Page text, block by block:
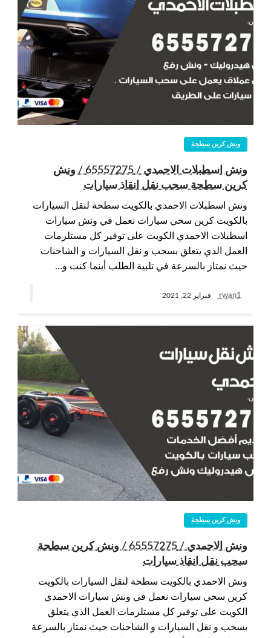
ونش كرين سطحة
ونش اسطبلات الاحمدي / 65557275 / ونش
كرين سطحة سحب نقل انقاذ سيارات
ونش اسطبلات الاحمدي بالكويت سطحة لنقل السيارات
بالكويت كرين سحي سيارات نعمل في ونش سيارات
اسطبلات الاحمدي الكويت على توفير كل مستلزمات
العمل الذي يتعلق بسحب و نقل السيارات و الشاحنات
حيث نمتاز بالسرعة في تلبية الطلب أينما كنت و…
rwan1 فبراير 22, 2021
ونش كرين سطحة
ونش الاحمدي / 65557275 / ونش كرين سطحة
سحب نقل انقاذ سيارات
ونش الاحمدي بالكويت سطحة لنقل السيارات بالكويت
كرين سحي سيارات نعمل في ونش سيارات الاحمدي
الكويت على توفير كل مستلزمات العمل الذي يتعلق
بسحب و نقل السيارات و الشاحنات حيث نمتاز بالسرعة